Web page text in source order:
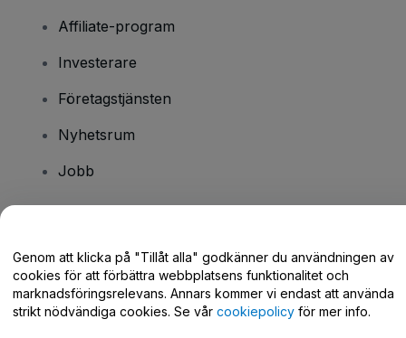
Affiliate-program
Investerare
Företagstjänsten
Nyhetsrum
Jobb
Hjälpcenter / Kontakta oss
Genom att klicka på "Tillåt alla" godkänner du användningen av
cookies för att förbättra webbplatsens funktionalitet och
marknadsföringsrelevans. Annars kommer vi endast att använda
strikt nödvändiga cookies. Se vår cookiepolicy för mer info.